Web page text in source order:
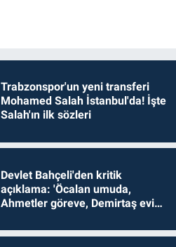
Trabzonspor'un yeni transferi
Mohamed Salah İstanbul'da! İşte
Salah'ın ilk sözleri
Devlet Bahçeli'den kritik
açıklama: 'Öcalan umuda,
Ahmetler göreve, Demirtaş evine